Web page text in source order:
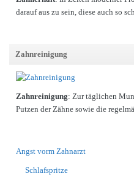
darauf aus zu sein, diese auch so
Zahnreinigung
Zahnreinigung: Zur täglichen
Putzen der Zähne sowie die
Angst vorm Zahnarzt
Schlafspritze